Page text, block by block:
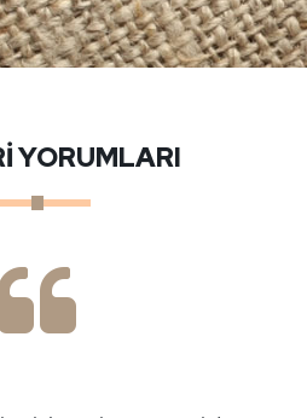
YORUMLARI